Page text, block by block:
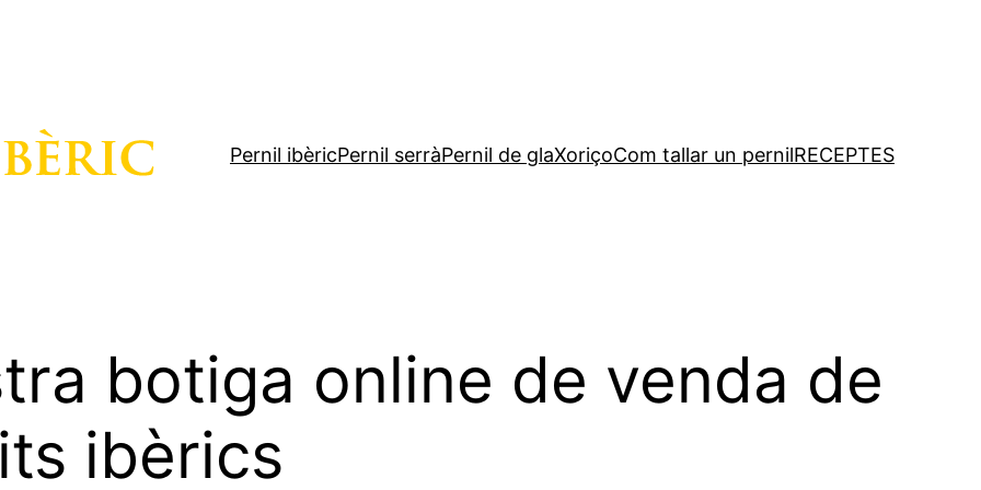
Pernil ibèricPernil serràPernil de glaXoriçoCom tallar un pernilRECEPTES
botiga online de venda de
ibèrics